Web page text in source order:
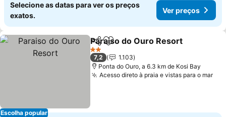
Selecione as datas para ver os preços
exatos.
Ver preços
Escolha popular
PartilharAdicionar aos favoritos
Paraiso do Ouro Resort
2 Estrelas
7,2
1.103
Ponta do Ouro, a 6.3 km de Kosi Bay
Acesso direto à praia e vistas para o mar